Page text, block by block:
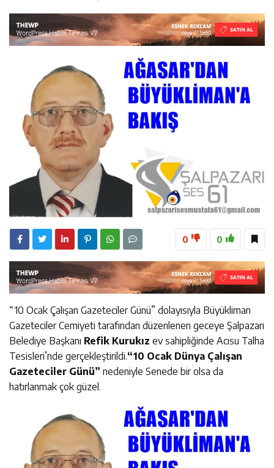
8:15 Çeyrek Asırlık Eser Okuyucularıyla Buluştu
Beşikdüzü’nde Trafik Kazası 1 Kişi Vefat Etti
0
0
“10 Ocak Çalışan Gazeteciler Günü” dolayısıyla Büyükliman
Gazeteciler Cemiyeti tarafından düzenlenen geceye Şalpazarı
Belediye Başkanı Refik Kurukız ev sahipliğinde Acısu Talha
Tesisleri’nde gerçekleştirildi.“10 Ocak Dünya Çalışan
Gazeteciler Günü” nedeniyle Senede bir olsa da
hatırlanmak çok güzel.